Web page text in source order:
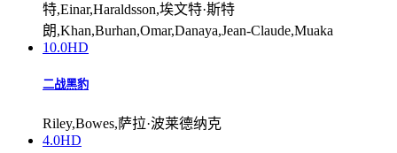
特,Einar,Haraldsson,埃文特·斯特
朗,Khan,Burhan,Omar,Danaya,Jean-Claude,Muaka
10.0HD
二战黑豹
Riley,Bowes,萨拉·波莱德纳克
4.0HD